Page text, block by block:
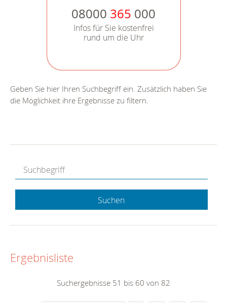
08000 365 000
Infos für Sie kostenfrei
rund um die Uhr
Geben Sie hier Ihren Suchbegriff ein. Zusätzlich haben Sie
die Möglichkeit ihre Ergebnisse zu filtern.
Suchen
Ergebnisliste
Suchergebnisse 51 bis 60 von 82